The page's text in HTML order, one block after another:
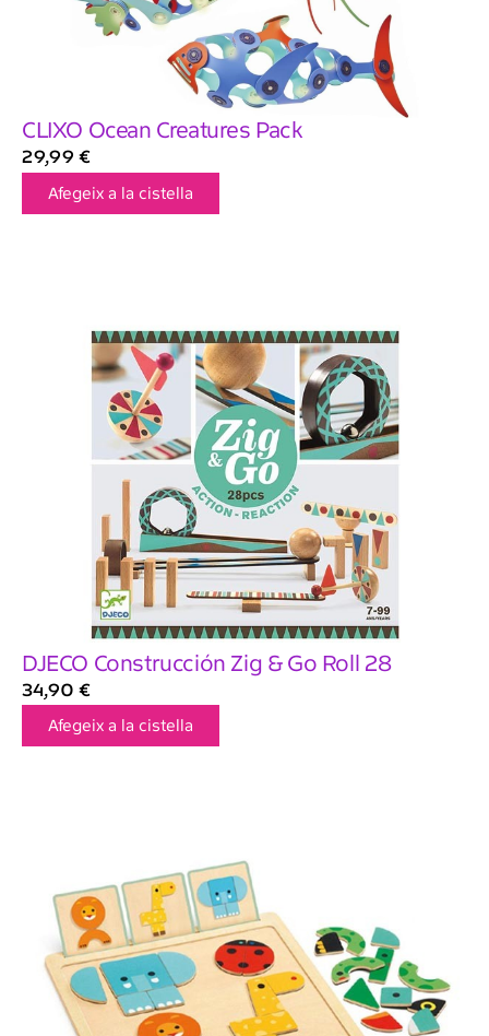
CLIXO Ocean Creatures Pack
29,99 €
Afegeix a la cistella
DJECO Construcción Zig & Go Roll 28
34,90 €
Afegeix a la cistella